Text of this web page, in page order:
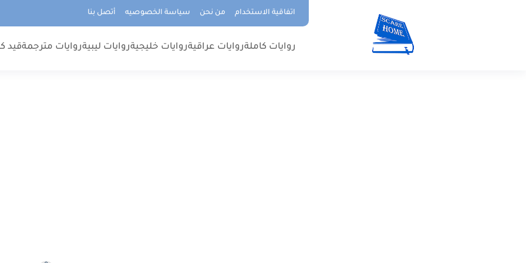
اتفاقية الاستخدام من نحن سياسة الخصوصيه أتصل بنا
روايات كاملةروايات عراقيةروايات خليجيةروايات ليبيةروايات مترجمةقيد